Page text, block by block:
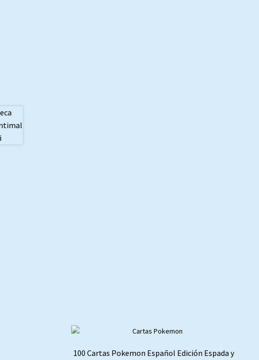
100 Cartas Pokemon Español Edición Espada y